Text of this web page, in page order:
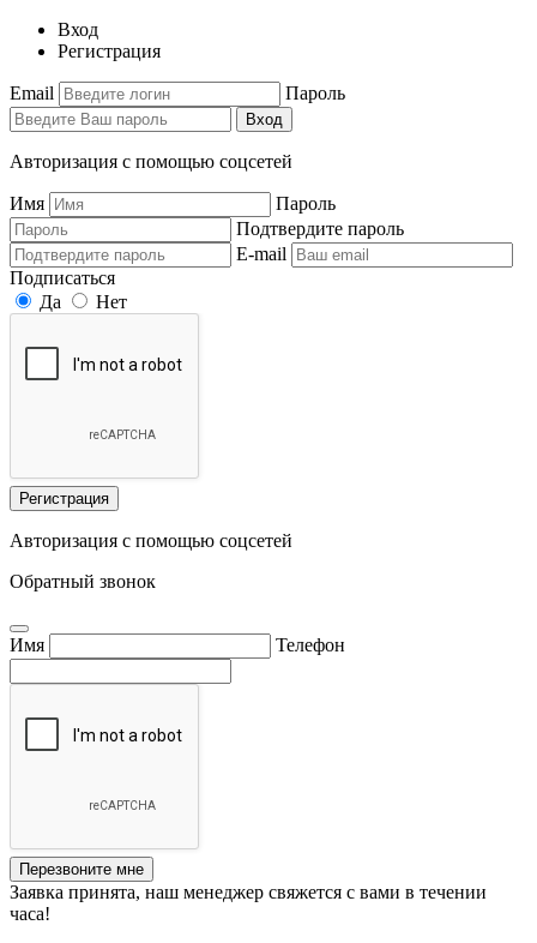
Вход
Регистрация
Email Пароль
Вход
Авторизация с помощью соцсетей
Имя
Пароль
Подтвердите пароль
E-mail
Подписаться
Да
Нет
Регистрация
Авторизация с помощью соцсетей
Обратный звонок
Имя Телефон
Перезвоните мне
Заявка принята, наш менеджер свяжется с вами в течении
часа!